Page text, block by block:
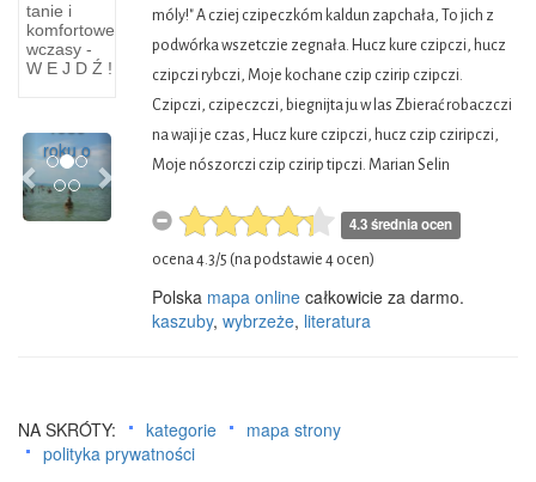
tanie i
komfortowe
wczasy -
W E J D Ź !
Westerplatte
- Tutaj
w dniu
1
roku o
PreviousNext
móly!" A cziej czipeczkóm kaldun zapchała, To jich z
podwórka wszetczie zegnała. Hucz kure czipczi, hucz
czipczi rybczi, Moje kochane czip czirip czipczi.
Czipczi, czipeczczi, biegnijta ju w las Zbierać robaczczi
na waji je czas, Hucz kure czipczi, hucz czip cziripczi,
Moje nószorczi czip czirip tipczi. Marian Selin
4.3 średnia ocen
ocena 4.3/5 (na podstawie 4 ocen)
Polska mapa online całkowicie za darmo.
kaszuby, wybrzeże, literatura
NA SKRÓTY: kategorie
mapa strony
polityka prywatności